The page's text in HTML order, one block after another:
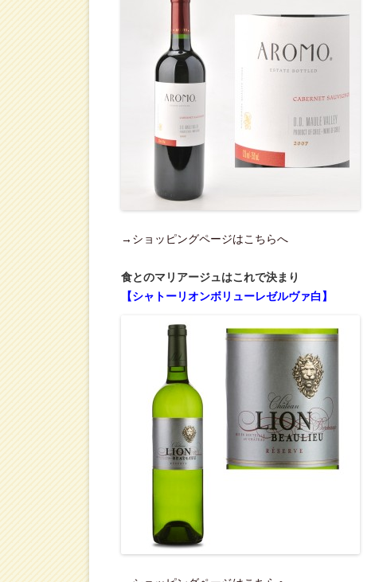
→ショッピングページはこちらへ
食とのマリアージュはこれで決まり
【シャトーリオンボリューレゼルヴァ白】